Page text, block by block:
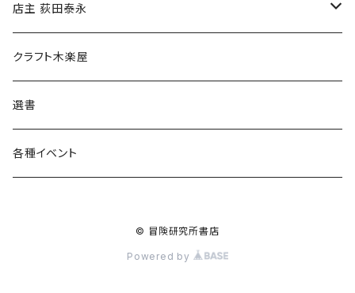
傘
食料品
その他
店主 荻田泰永
書籍
ウェア
クラフト木楽屋
選書
各種イベント
© 冒険研究所書店
Powered by